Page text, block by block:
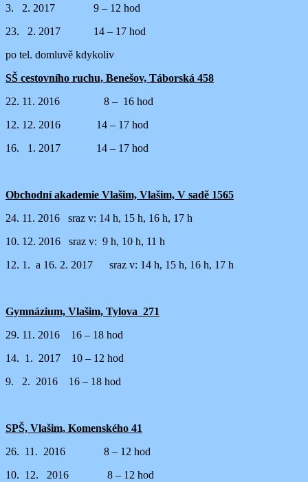
3. 2. 2017 9 – 12 hod
23. 2. 2017 14 – 17 hod
po tel. domluvě kdykoliv
SŠ cestovního ruchu, Benešov, Táborská 458
22. 11. 2016 8 – 16 hod
12. 12. 2016 14 – 17 hod
16. 1. 2017 14 – 17 hod
Obchodní akademie Vlašim, Vlašim, V sadě 1565
24. 11. 2016 sraz v: 14 h, 15 h, 16 h, 17 h
10. 12. 2016 sraz v: 9 h, 10 h, 11 h
12. 1. a 16. 2. 2017 sraz v: 14 h, 15 h, 16 h, 17 h
Gymnázium, Vlašim, Tylova 271
29. 11. 2016 16 – 18 hod
14. 1. 2017 10 – 12 hod
9. 2. 2016 16 – 18 hod
SPŠ, Vlašim, Komenského 41
26. 11. 2016 8 – 12 hod
10. 12. 2016 8 – 12 hod